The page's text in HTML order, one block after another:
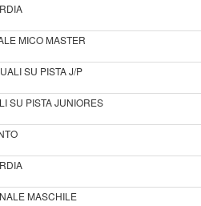
MICO MASTER
SU PISTA J/P
SU PISTA JUNIORES
MASCHILE